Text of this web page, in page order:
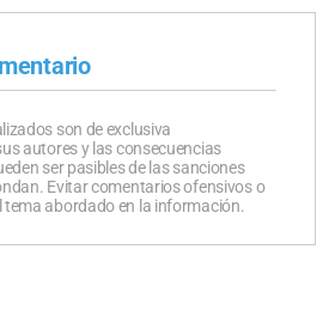
son de exclusiva
autores y las consecuencias
ser pasibles de las sanciones
Evitar comentarios ofensivos o
tema abordado en la información.